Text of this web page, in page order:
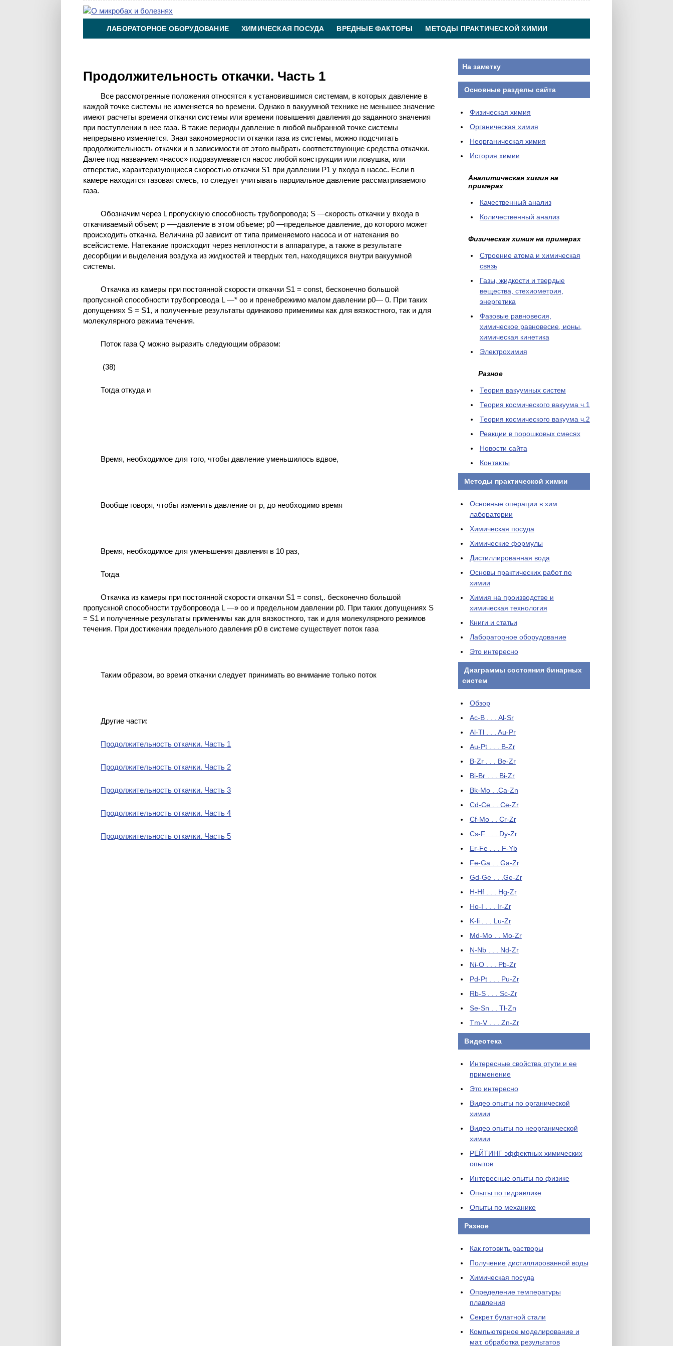
ЛАБОРАТОРНОЕ ОБОРУДОВАНИЕ ХИМИЧЕСКАЯ ПОСУДА ВРЕДНЫЕ ФАКТОРЫ МЕТОДЫ ПРАКТИЧЕСКОЙ ХИМИИ
Продолжительность откачки. Часть 1
Все рассмотренные положения относятся к установившимся системам, в которых давление в
каждой точке системы не изменяется во времени. Однако в вакуумной технике не меньшее значение
имеют расчеты времени откачки системы или времени повышения давления до заданного значения
при поступлении в нее газа. В такие периоды давление в любой выбранной точке системы
непрерывно изменяется. Зная закономерности откачки газа из системы, можно подсчитать
продолжительность откачки и в зависимости от этого выбрать соответствующие средства откачки.
Далее под названием «насос» подразумевается насос любой конструкции или ловушка, или
отверстие, характеризующиеся скоростью откачки S1 при давлении P1 у входа в насос. Если в
камере находится газовая смесь, то следует учитывать парциальное давление рассматриваемого
газа.
Обозначим через L пропускную способность трубопровода; S —скорость откачки у входа в
откачиваемый объем; р -—давление в этом объеме; р0 —предельное давление, до которого может
происходить откачка. Величина р0 зависит от типа применяемого насоса и от натекания во
всейсистеме. Натекание происходит через неплотности в аппаратуре, а также в результате
десорбции и выделения воздуха из жидкостей и твердых тел, находящихся внутри вакуумной
системы.
Откачка из камеры при постоянной скорости откачки S1 = const, бесконечно большой
пропускной способности трубопровода L —* оо и пренебрежимо малом давлении р0— 0. При таких
допущениях S = S1, и полученные результаты одинаково применимы как для вязкостного, так и для
молекулярного режима течения.
Поток газа Q можно выразить следующим образом:
(38)
Тогда откуда и
Время, необходимое для того, чтобы давление уменьшилось вдвое,
Вообще говоря, чтобы изменить давление от р, до необходимо время
Время, необходимое для уменьшения давления в 10 раз,
Тогда
Откачка из камеры при постоянной скорости откачки S1 = const,. бесконечно большой
пропускной способности трубопровода L —» оо и предельном давлении р0. При таких допущениях S
= S1 и полученные результаты применимы как для вязкостного, так и для молекулярного режимов
течения. При достижении предельного давления р0 в системе существует поток газа
Таким образом, во время откачки следует принимать во внимание только поток
Другие части:
Продолжительность откачки. Часть 1
Продолжительность откачки. Часть 2
Продолжительность откачки. Часть 3
Продолжительность откачки. Часть 4
Продолжительность откачки. Часть 5
На заметку
Основные разделы сайта
Физическая химия
Органическая химия
Неорганическая химия
История химии
Аналитическая химия на
примерах
Качественный анализ
Количественный анализ
Физическая химия на примерах
Cтроение атома и химическая
связь
Газы, жидкости и твердые
вещества, стехиометрия,
энергетика
Фазовые равновесия,
химическое равновесие, ионы,
химическая кинетика
Электрохимия
Разное
Теория вакуумных систем
Теория космического вакуума ч.1
Теория космического вакуума ч.2
Реакции в порошковых смесях
Новости сайта
Контакты
Методы практической химии
Основные операции в хим.
лаборатории
Химическая посуда
Химические формулы
Дистиллированная вода
Основы практических работ по
химии
Химия на производстве и
химическая технология
Книги и статьи
Лабораторное оборудование
Это интересно
Диаграммы состояния бинарных
систем
Обзор
Ac-B . . . Al-Sr
Al-Tl . . . Au-Pr
Au-Pt . . . B-Zr
B-Zr . . . Be-Zr
Bi-Br . . . Bi-Zr
Bk-Mo . .Ca-Zn
Cd-Ce . . Ce-Zr
Cf-Mo . . Cr-Zr
Cs-F . . . Dy-Zr
Er-Fe . . . F-Yb
Fe-Ga . . Ga-Zr
Gd-Ge . . .Ge-Zr
H-Hf . . . Hg-Zr
Ho-I . . . Ir-Zr
K-li . . . Lu-Zr
Md-Mo . . Mo-Zr
N-Nb . . . Nd-Zr
Ni-O . . . Pb-Zr
Pd-Pt . . . Pu-Zr
Rb-S . . . Sc-Zr
Se-Sn . . Tl-Zn
Tm-V . . . Zn-Zr
Видеотека
Интересные свойства ртути и ее
применение
Это интересно
Видео опыты по органической
химии
Видео опыты по неорганической
химии
РЕЙТИНГ эффектных химических
опытов
Интересные опыты по физике
Опыты по гидравлике
Опыты по механике
Разное
Как готовить растворы
Получение дистиллированной воды
Химическая посуда
Определение температуры
плавления
Секрет булатной стали
Компьютерное моделирование и
мат. обработка результатов